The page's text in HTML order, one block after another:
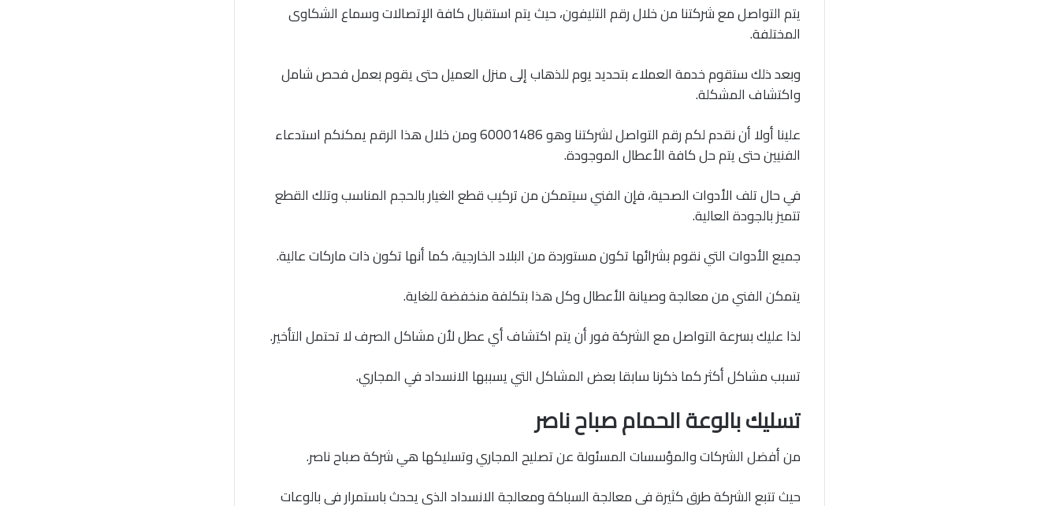
يتم التواصل مع شركتنا من خلال رقم التليفون، حيث يتم استقبال كافة الإتصالات وسماع الشكاوى
المختلفة.
وبعد ذلك ستقوم خدمة العملاء بتحديد يوم للذهاب إلى منزل العميل حتى يقوم بعمل فحص شامل
واكتشاف المشكلة.
علينا أولا أن نقدم لكم رقم التواصل لشركتنا وهو 60001486 ومن خلال هذا الرقم يمكنكم استدعاء
الفنيين حتى يتم حل كافة الأعطال الموجودة.
في حال تلف الأدوات الصحية، فإن الفني سيتمكن من تركيب قطع الغيار بالحجم المناسب وتلك القطع
تتميز بالجودة العالية.
جميع الأدوات التي نقوم بشرائها تكون مستوردة من البلاد الخارجية، كما أنها تكون ذات ماركات عالية.
يتمكن الفني من معالجة وصيانة الأعطال وكل هذا بتكلفة منخفضة للغاية.
لذا عليك بسرعة التواصل مع الشركة فور أن يتم اكتشاف أي عطل لأن مشاكل الصرف لا تحتمل التأخير.
تسبب مشاكل أكثر كما ذكرنا سابقا بعض المشاكل التي يسببها الانسداد في المجاري.
تسليك بالوعة الحمام صباح ناصر
من أفضل الشركات والمؤسسات المسئولة عن تصليح المجاري وتسليكها هي شركة صباح ناصر.
حيث تتبع الشركة طرق كثيرة في معالجة السباكة ومعالجة الانسداد الذي يحدث باستمرار في بالوعات